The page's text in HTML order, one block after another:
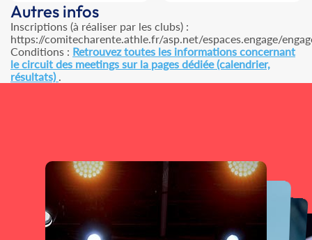
Autres infos
Inscriptions (à réaliser par les clubs) :
https://comitecharente.athle.fr/asp.net/espaces.engage/
Conditions : Retrouvez toutes les informations concernant
le circuit des meetings sur la pages dédiée (calendrier,
résultats) .